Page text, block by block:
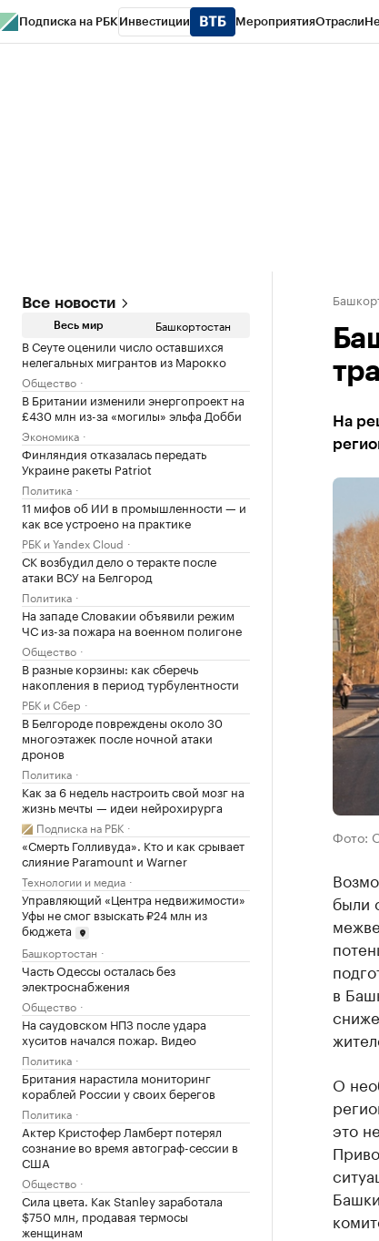
Подписка на РБК Инвестиции МероприятияОтрасли
Все новости
Весь мир Башкортостан
В Сеуте оценили число оставшихся
нелегальных мигрантов из Марокко
Общество
В Британии изменили энергопроект на
£430 млн из-за «могилы» эльфа Добби
Экономика
Финляндия отказалась передать
Украине ракеты Patriot
Политика
11 мифов об ИИ в промышленности — и
как все устроено на практике
РБК и Yandex Cloud
СК возбудил дело о теракте после
атаки ВСУ на Белгород
Политика
На западе Словакии объявили режим
ЧС из-за пожара на военном полигоне
Общество
В разные корзины: как сберечь
накопления в период турбулентности
РБК и Сбер
В Белгороде повреждены около 30
многоэтажек после ночной атаки
дронов
Политика
Как за 6 недель настроить свой мозг на
жизнь мечты — идеи нейрохирурга
Подписка на РБК
«Смерть Голливуда». Кто и как срывает
слияние Paramount и Warner
Технологии и медиа
Управляющий «Центра недвижимости»
Уфы не смог взыскать ₽24 млн из
бюджета
Башкортостан
Часть Одессы осталась без
электроснабжения
Общество
На саудовском НПЗ после удара
хуситов начался пожар. Видео
Политика
Британия нарастила мониторинг
кораблей России у своих берегов
Политика
Актер Кристофер Ламберт потерял
сознание во время автограф-сессии в
США
Общество
Сила цвета. Как Stanley заработала
$750 млн, продавая термосы
женщинам
На
Фото:
были
в
О
это